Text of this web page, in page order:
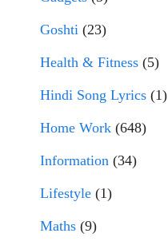
Goshti (23)
Health & Fitness (5)
Hindi Song Lyrics (1)
Home Work (648)
Information (34)
Lifestyle (1)
Maths (9)